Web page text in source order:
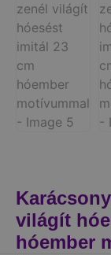
világít
hóember